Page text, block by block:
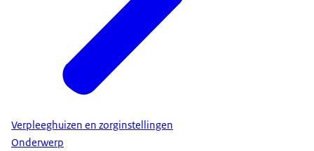
Verpleeghuizen en zorginstellingen
Onderwerp